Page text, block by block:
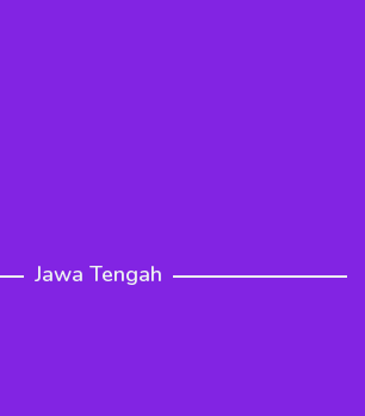
Jawa Tengah